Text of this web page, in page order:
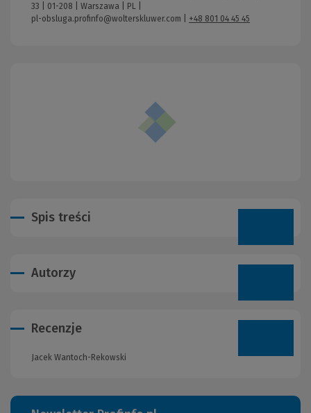
33 | 01-208 | Warszawa | PL |
pl-obsluga.profinfo@wolterskluwer.com
+48 801 04 45 45
Spis treści
Autorzy
Recenzje
Jacek Wantoch-Rekowski